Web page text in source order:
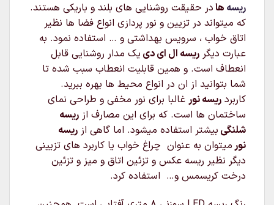
ریسه هادر حقیقت روشنایی های بلند و باریکی هستند.
که میتواند در تزیین و نور پردازی انواع فضا ها نظیر
اتاق خواب ، سرویس بهداشتی و … استفاده نمود. به
عبارت دیگر ریسه ال ای دی یک مدار روشنایی قابل
انعطاف است. و همین قابلیت انعطاب سبب شده تا
شما بتوانید از ان در انواع محیط ها بهره ببرید.
کاربرد ریسه نور غالبا برای نور مخفی و طراحی نمای
ساختمان ها است. که برای این مصارف از ریسه
شلنگی بیشتر استفاده میشود. اما گاهی از ریسه
نورمیتوان به عنوان چراغ خواب یا کاربرد های تزیینی
دیگر نظیر ریسه عکس و تزئین اتاق و میز و تزئین
درخت کریسمس و… استفاده کرد.